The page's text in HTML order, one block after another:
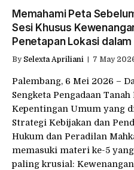
Memahami Peta
Sesi Khusus
Penetapan Lokasi
By Selexta Apriliani 7 May
Palembang, 6 Mei 2026 –
Sengketa Pengadaan
Kepentingan Umum yang
Strategi Kebijakan dan
Hukum dan Peradilan
memasuki materi ke-5
paling krusial: